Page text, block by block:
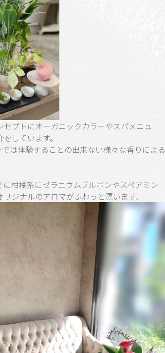
プトにオーガニックカラーやスパメニュ
しています。
は体験することの出来ない様々な香りによる
柑橘系にゼラニウムブルボンやスペアミン
ジナルのアロマがふわっと漂います。